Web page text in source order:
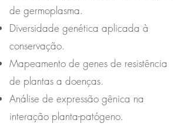
de germoplasma.
Diversidade genética aplicada à
conservação.
Mapeamento de genes de resistência
de plantas a doenças.
Análise de expressão gênica na
interação planta-patógeno.